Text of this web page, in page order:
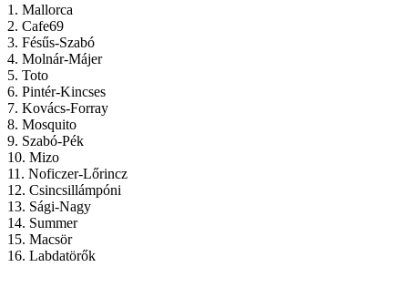
1. Mallorca
2. Cafe69
3. Fésűs-Szabó
4. Molnár-Májer
5. Toto
6. Pintér-Kincses
7. Kovács-Forray
8. Mosquito
9. Szabó-Pék
10. Mizo
11. Noficzer-Lőrincz
12. Csincsillámpóni
13. Sági-Nagy
14. Summer
15. Macsör
16. Labdatörők